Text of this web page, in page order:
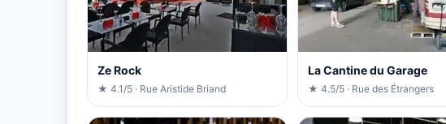
Ze Rock
★ 4.1/5 · Rue Aristide Briand
La Cantine du Garage
★ 4.5/5 · Rue des Étrangers